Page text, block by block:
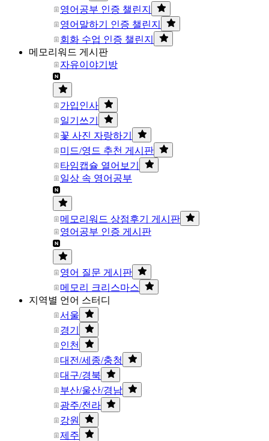
영어공부 인증 챌린지
영어말하기 인증 챌린지
회화 수업 인증 챌린지
메모리워드 게시판
자유이야기방
가입인사
일기쓰기
꽃 사진 자랑하기
미드/영드 추천 게시판
타임캡슐 열어보기
일상 속 영어공부
메모리워드 상점후기 게시판
영어공부 인증 게시판
영어 질문 게시판
메모리 크리스마스
지역별 언어 스터디
서울
경기
인천
대전/세종/충청
대구/경북
부산/울산/경남
광주/전라
강원
제주